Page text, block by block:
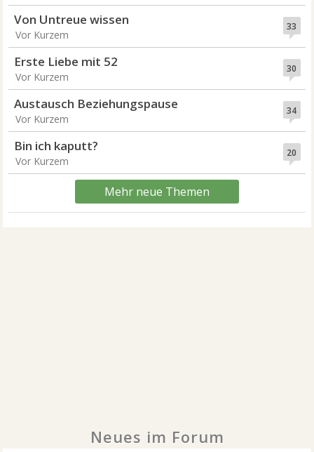
33
Von Untreue wissen
Vor Kurzem
30
Erste Liebe mit 52
Vor Kurzem
34
Austausch Beziehungspause
Vor Kurzem
20
Bin ich kaputt?
Vor Kurzem
Mehr neue Themen
Neues im Forum